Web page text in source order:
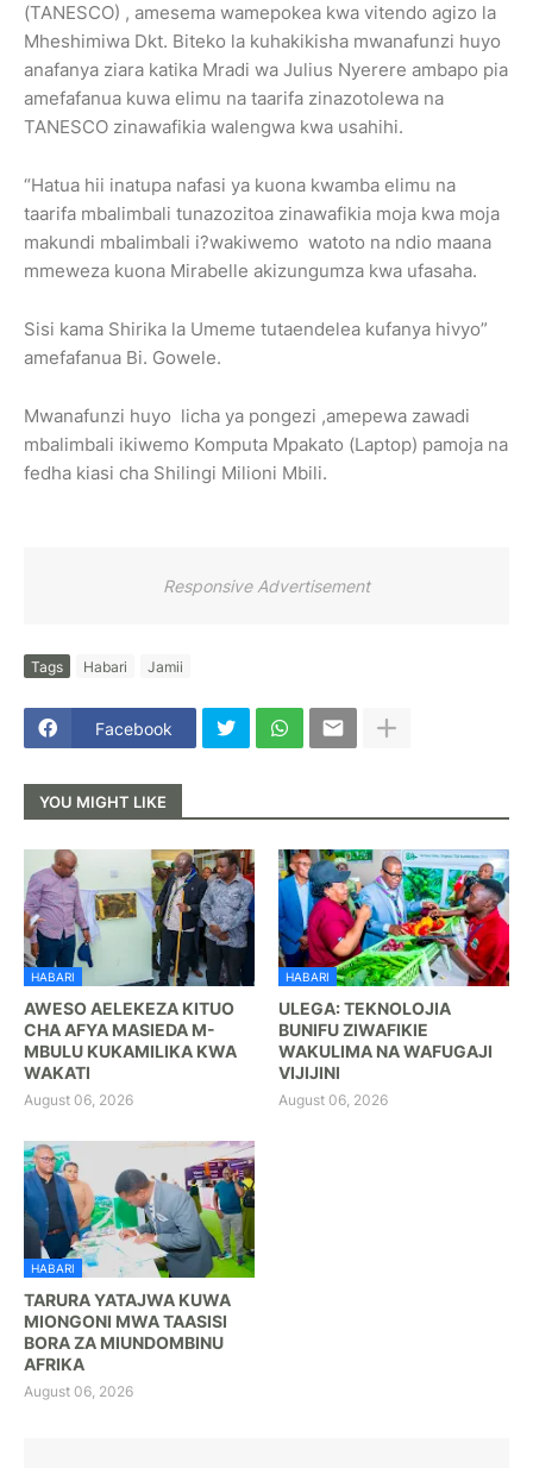
(TANESCO) , amesema wamepokea kwa vitendo agizo la
Mheshimiwa Dkt. Biteko la kuhakikisha mwanafunzi huyo
anafanya ziara katika Mradi wa Julius Nyerere ambapo pia
amefafanua kuwa elimu na taarifa zinazotolewa na
TANESCO zinawafikia walengwa kwa usahihi.
“Hatua hii inatupa nafasi ya kuona kwamba elimu na
taarifa mbalimbali tunazozitoa zinawafikia moja kwa moja
makundi mbalimbali i?wakiwemo watoto na ndio maana
mmeweza kuona Mirabelle akizungumza kwa ufasaha.
Sisi kama Shirika la Umeme tutaendelea kufanya hivyo”
amefafanua Bi. Gowele.
Mwanafunzi huyo licha ya pongezi ,amepewa zawadi
mbalimbali ikiwemo Komputa Mpakato (Laptop) pamoja na
fedha kiasi cha Shilingi Milioni Mbili.
Responsive Advertisement
Tags Habari Jamii
Facebook
YOU MIGHT LIKE
HABARI
AWESO AELEKEZA KITUO
CHA AFYA MASIEDA M-
MBULU KUKAMILIKA KWA
WAKATI
August 06, 2026
HABARI
ULEGA: TEKNOLOJIA
BUNIFU ZIWAFIKIE
WAKULIMA NA WAFUGAJI
VIJIJINI
August 06, 2026
HABARI
TARURA YATAJWA KUWA
MIONGONI MWA TAASISI
BORA ZA MIUNDOMBINU
AFRIKA
August 06, 2026